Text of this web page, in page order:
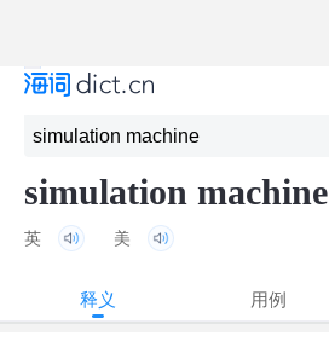
simulation machine
英 美
释义 用例